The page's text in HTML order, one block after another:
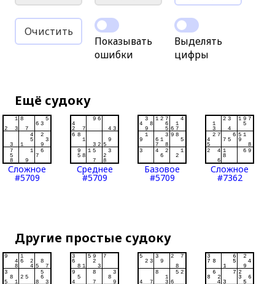
Очистить
Показывать
ошибки
Выделять
цифры
Ещё судоку
Сложное
#5709
Среднее
#5709
Базовое
#5709
Сложное
#7362
Другие простые судоку